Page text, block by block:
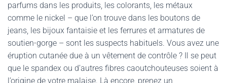
parfums dans les produits, les colorants, les métaux
comme le nickel – que l’on trouve dans les boutons de
jeans, les bijoux fantaisie et les ferrures et armatures de
soutien-gorge – sont les suspects habituels. Vous avez une
éruption cutanée due à un vêtement de contrôle ? Il se peut
que le spandex ou d’autres fibres caoutchouteuses soient à
l’origine de votre malaise. Là encore, prenez un